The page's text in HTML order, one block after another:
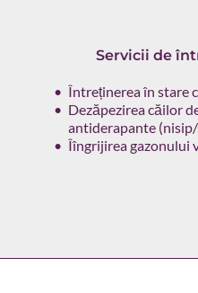
Servicii de
Întreținerea în stare
Dezăpezirea căilor
antiderapante
Îîngrijirea gazonului